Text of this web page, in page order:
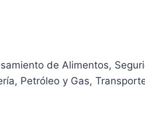
de Alimentos,
, Petróleo y Gas,